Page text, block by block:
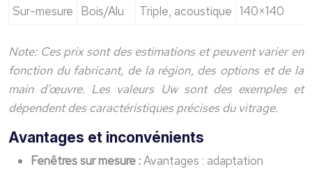
Sur-mesure Bois/Alu Triple, acoustique 140×140
Note: Ces prix sont des estimations et peuvent varier en
fonction du fabricant, de la région, des options et de la
main d’œuvre. Les valeurs Uw sont des exemples et
dépendent des caractéristiques précises du vitrage.
Avantages et inconvénients
Fenêtres sur mesure :Avantages : adaptation